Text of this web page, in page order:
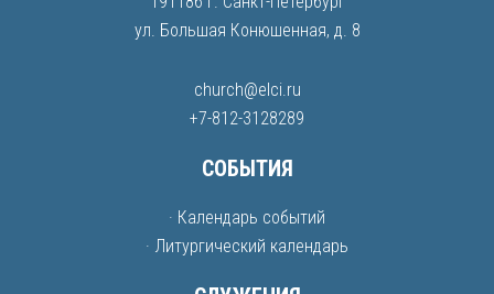
ул. Большая Конюшенная, д. 8
church@elci.ru
+7-812-3128289
СОБЫТИЯ
· Календарь событий
· Литургический календарь